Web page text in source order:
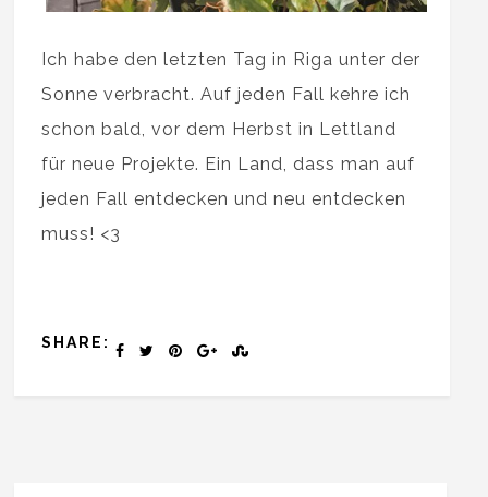
Ich habe den letzten Tag in Riga unter der
Sonne verbracht. Auf jeden Fall kehre ich
schon bald, vor dem Herbst in Lettland
für neue Projekte. Ein Land, dass man auf
jeden Fall entdecken und neu entdecken
muss! <3
SHARE: